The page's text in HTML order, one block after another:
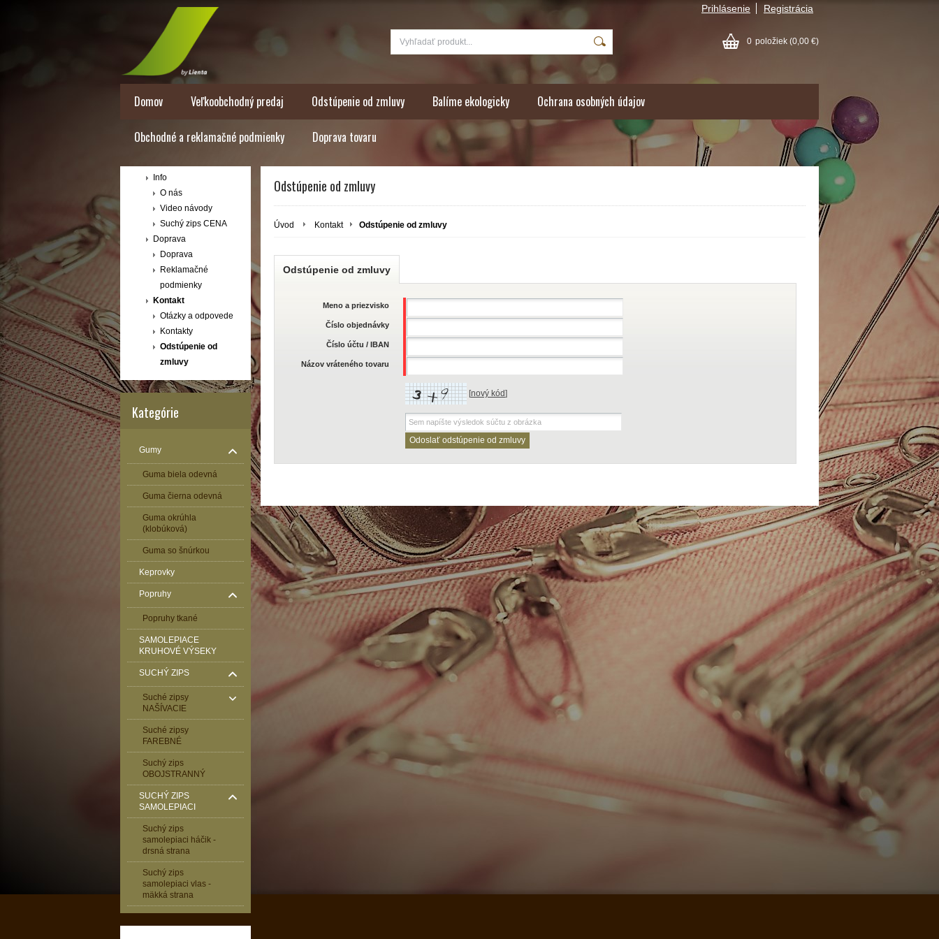
Prihlásenie Registrácia
0 položiek (0,00 €)
Domov Veľkoobchodný predaj Odstúpenie od zmluvy Balíme ekologicky Ochrana osobných údajov
Obchodné a reklamačné podmienky Doprava tovaru
Info
O nás
Video návody
Suchý zips CENA
Doprava
Doprava
Reklamačné
podmienky
Kontakt
Otázky a odpovede
Kontakty
Odstúpenie od
zmluvy
Kategórie
Gumy
Guma biela odevná
Guma čierna odevná
Guma okrúhla
(klobúková)
Guma so šnúrkou
Keprovky
Popruhy
Popruhy tkané
SAMOLEPIACE
KRUHOVÉ VÝSEKY
SUCHÝ ZIPS
Suché zipsy
NAŠÍVACIE
Suché zipsy
FAREBNÉ
Suchý zips
OBOJSTRANNÝ
SUCHÝ ZIPS
SAMOLEPIACI
Suchý zips
samolepiaci háčik -
drsná strana
Suchý zips
samolepiaci vlas -
mäkká strana
Odstúpenie od zmluvy
Úvod Kontakt Odstúpenie od zmluvy
Odstúpenie od zmluvy
Meno a priezvisko
Číslo objednávky
Číslo účtu / IBAN
Názov vráteného tovaru
[nový kód]